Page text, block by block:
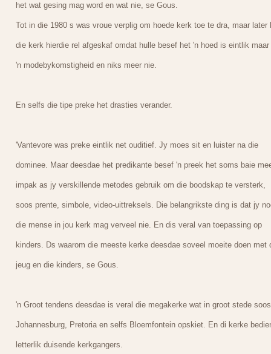
het wat gesing mag word en wat nie, se Gous.
Tot in die 1980 s was vroue verplig om hoede kerk toe te dra, maar later
die kerk hierdie rel afgeskaf omdat hulle besef het 'n hoed is eintlik maar
'n modebykomstigheid en niks meer nie.
En selfs die tipe preke het drasties verander.
'Vantevore was preke eintlik net ouditief. Jy moes sit en luister na die
dominee. Maar deesdae het predikante besef 'n preek het soms baie
impak as jy verskillende metodes gebruik om die boodskap te versterk,
soos prente, simbole, video-uittreksels. Die belangrikste ding is dat jy
die mense in jou kerk mag verveel nie. En dis veral van toepassing op
kinders. Ds waarom die meeste kerke deesdae soveel moeite doen met
jeug en die kinders, se Gous.
'n Groot tendens deesdae is veral die megakerke wat in groot stede soos
Johannesburg, Pretoria en selfs Bloemfontein opskiet. En di kerke
letterlik duisende kerkgangers.